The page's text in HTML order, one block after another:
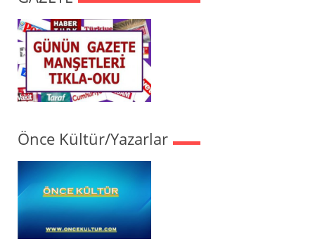
Önce Kültür/Yazarlar